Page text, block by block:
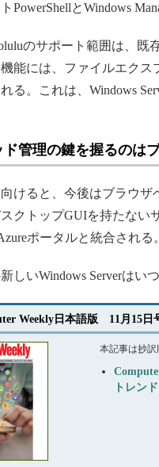
PowerShellとWindows
のサポート範囲は、既
能には、ファイルエク
る。これは、Windows
管理の鍵を握るのは
けると、今後はブラウザ
クトップGUIを持たない
ポータルと統合される。
しいWindows Serverはい
Weekly日本語版 11月15日
本記事は抄訳
トレンド